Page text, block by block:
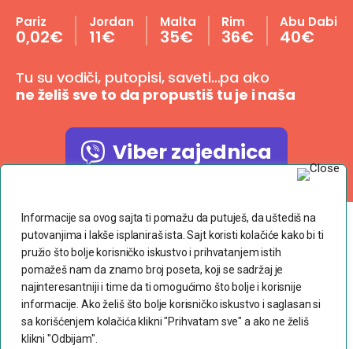
Informacije sa ovog sajta ti pomažu da putuješ, da uštediš na
putovanjima i lakše isplaniraš ista. Sajt koristi kolačiće kako bi ti
pružio što bolje korisničko iskustvo i prihvatanjem istih
pomažeš nam da znamo broj poseta, koji se sadržaj je
najinteresantniji i time da ti omogućimo što bolje i korisnije
informacije. Ako želiš što bolje korisničko iskustvo i saglasan si
sa korišćenjem kolačića klikni "Prihvatam sve" a ako ne želiš
klikni "Odbijam".
Pariz
0,02€
Jordan
11€
Malta
35€
Rim
36€
Abu Dabi
40€
Tu su vodiči, putopisi, saveti…pa ako
ne želiš sve to da propustiš tu je i naša
Viber zajednica
Copyright © 2023 dvaranca.com
Povoljne avio karte
Uslovi korišćenja